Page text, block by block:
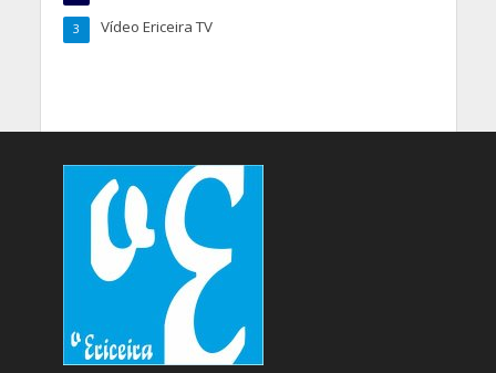
Vídeo Ericeira TV
3